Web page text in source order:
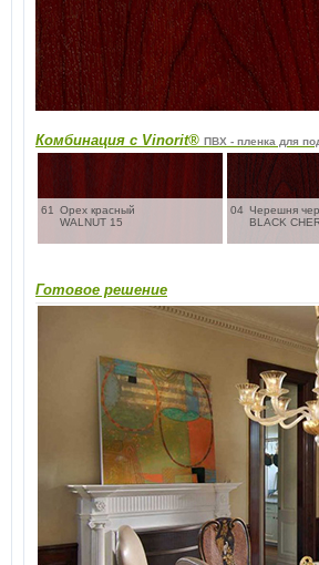
Комбинация с Vinorit® ПВХ - пленка для
61
Орех красный
WALNUT 15
04 Черешня
BLACK
Готовое решение